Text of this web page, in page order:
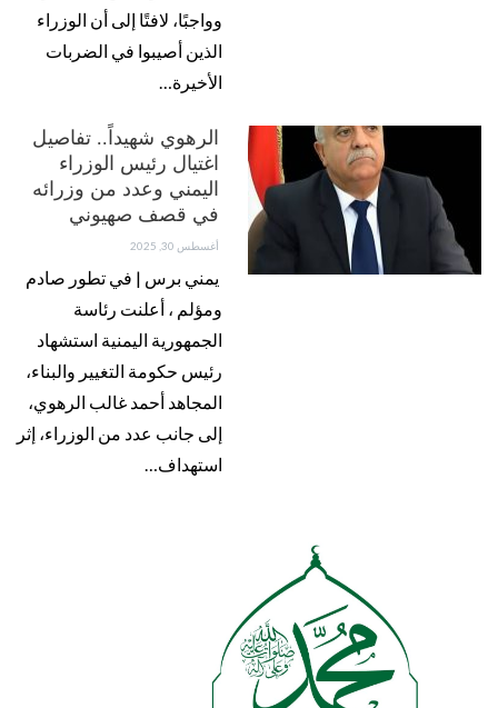
وواجبًا، لافتًا إلى أن الوزراء
الذين أصيبوا في الضربات
الأخيرة…
الرهوي شهيداً.. تفاصيل
اغتيال رئيس الوزراء
اليمني وعدد من وزرائه
في قصف صهيوني
أغسطس 30, 2025
يمني برس | في تطور صادم
ومؤلم ، أعلنت رئاسة
الجمهورية اليمنية استشهاد
رئيس حكومة التغيير والبناء،
المجاهد أحمد غالب الرهوي،
إلى جانب عدد من الوزراء، إثر
استهداف…